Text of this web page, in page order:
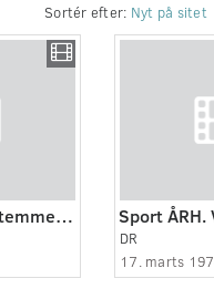
Sortér efter: Nyt på sitet
Landet Rundt. Stemmesedler. Korte glimt:Shot: Sport
DR
17. marts